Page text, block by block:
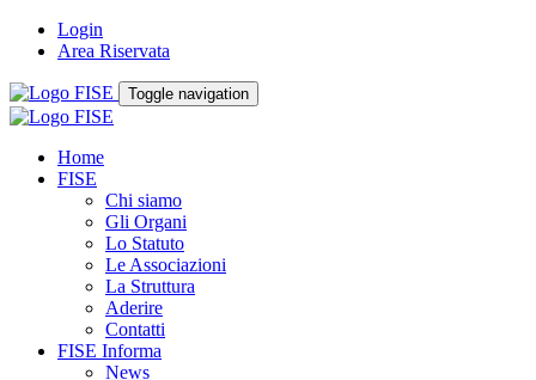
Login
Area Riservata
Toggle navigation
Home
FISE
Chi siamo
Gli Organi
Lo Statuto
Le Associazioni
La Struttura
Aderire
Contatti
FISE Informa
News